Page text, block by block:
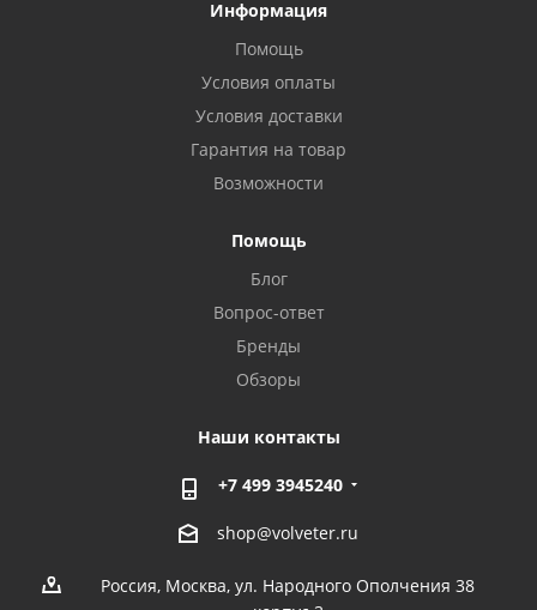
Информация
Помощь
Условия оплаты
Условия доставки
Гарантия на товар
Возможности
Помощь
Блог
Вопрос-ответ
Бренды
Обзоры
Наши контакты
+7 499 3945240
shop@volveter.ru
Россия, Москва, ул. Народного Ополчения 38